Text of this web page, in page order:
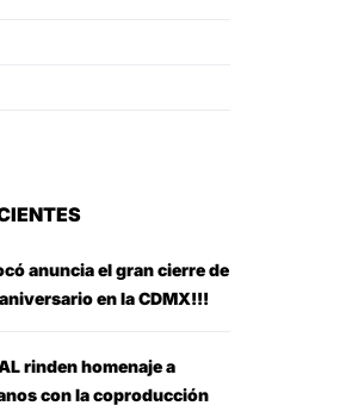
anuncia el gran cierre de
en la CDMX!!!
rinden homenaje a
con la coproducción